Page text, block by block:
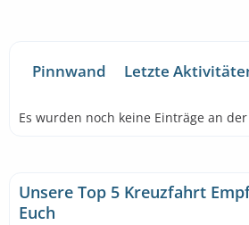
Pinnwand Letzte
Es wurden noch keine Einträge an
Unsere Top 5 Kreuzfahrt
Euch